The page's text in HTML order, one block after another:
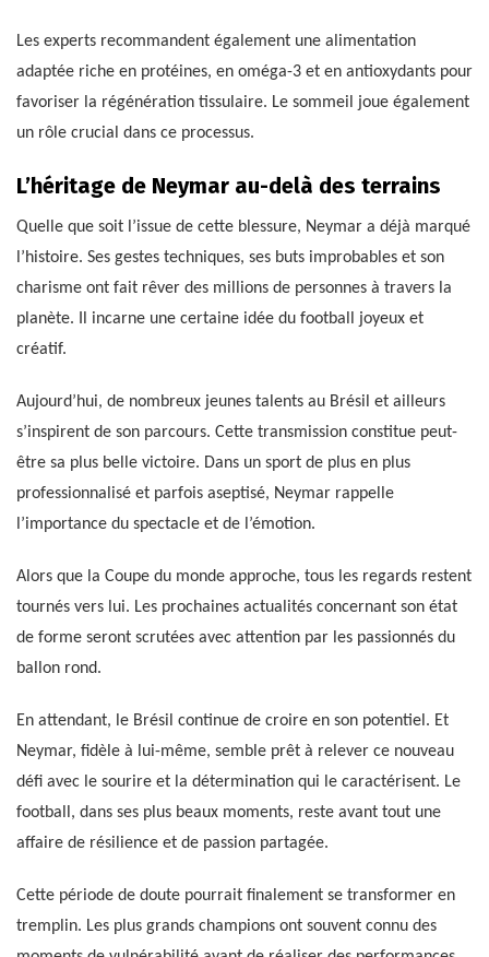
Les experts recommandent également une alimentation
adaptée riche en protéines, en oméga-3 et en antioxydants pour
favoriser la régénération tissulaire. Le sommeil joue également
un rôle crucial dans ce processus.
L’héritage de Neymar au-delà des terrains
Quelle que soit l’issue de cette blessure, Neymar a déjà marqué
l’histoire. Ses gestes techniques, ses buts improbables et son
charisme ont fait rêver des millions de personnes à travers la
planète. Il incarne une certaine idée du football joyeux et
créatif.
Aujourd’hui, de nombreux jeunes talents au Brésil et ailleurs
s’inspirent de son parcours. Cette transmission constitue peut-
être sa plus belle victoire. Dans un sport de plus en plus
professionnalisé et parfois aseptisé, Neymar rappelle
l’importance du spectacle et de l’émotion.
Alors que la Coupe du monde approche, tous les regards restent
tournés vers lui. Les prochaines actualités concernant son état
de forme seront scrutées avec attention par les passionnés du
ballon rond.
En attendant, le Brésil continue de croire en son potentiel. Et
Neymar, fidèle à lui-même, semble prêt à relever ce nouveau
défi avec le sourire et la détermination qui le caractérisent. Le
football, dans ses plus beaux moments, reste avant tout une
affaire de résilience et de passion partagée.
Cette période de doute pourrait finalement se transformer en
tremplin. Les plus grands champions ont souvent connu des